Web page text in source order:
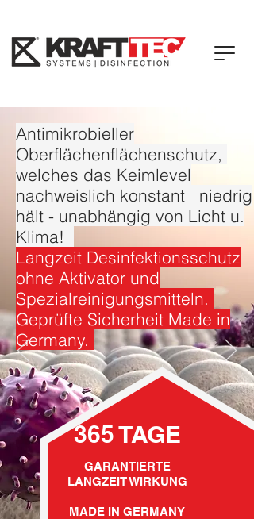
Antimikrobieller
Oberflächenflächenschutz,
welches das Keimlevel
nachweislich konstant niedrig
hält - unabhängig von Licht u.
Klima!
Langzeit Desinfektionsschutz
ohne Aktivator und
Spezialreinigungsmitteln.
Geprüfte Sicherheit Made in
Germany.
365 TAGE
GARANTIERTE
LANGZEIT WIRKUNG
MADE IN GERMANY